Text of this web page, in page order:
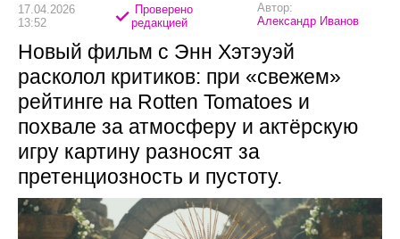
17.04.2026
13:52
Проверено
редакцией
Автор:
Александр Иванов
Новый фильм с Энн Хэтэуэй
расколол критиков: при «свежем»
рейтинге на Rotten Tomatoes и
похвале за атмосферу и актёрскую
игру картину разносят за
претенциозность и пустоту.